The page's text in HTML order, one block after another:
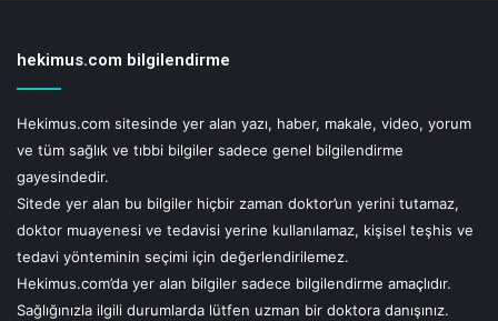
hastalıktan sorumlu virüslerden biri olsa da, dünya
önemli nedeni. Alt solunum yolu enfeksiyonlarının bebek
ve çocuklarda kötü sonuçlar yaratabileceğinin
unutulmaması gerektiğini söyleyen Prof. Dr. Eda
Kepenekli,“Yakınmaları olan bebek ve çocukların mutlaka
hekim tarafından değerlendirilmesi gerekir. Ailelere göre
önemli olmayan bir belirti ve bulgu, ciddi bir hastalık için
önemli bir belirteç olabilir. Neredeyse iki yaşına kadar
hekimus.com bilgilendirme
Hekimus.com sitesinde yer alan yazı, haber, makale, video, yorum
ve tüm sağlık ve tıbbi bilgiler sadece genel bilgilendirme
gayesindedir.
Sitede yer alan bu bilgiler hiçbir zaman doktor’un yerini tutamaz,
doktor muayenesi ve tedavisi yerine kullanılamaz, kişisel teşhis ve
tedavi yönteminin seçimi için değerlendirilemez.
Hekimus.com’da yer alan bilgiler sadece bilgilendirme amaçlıdır.
Sağlığınızla ilgili durumlarda lütfen uzman bir doktora danışınız.